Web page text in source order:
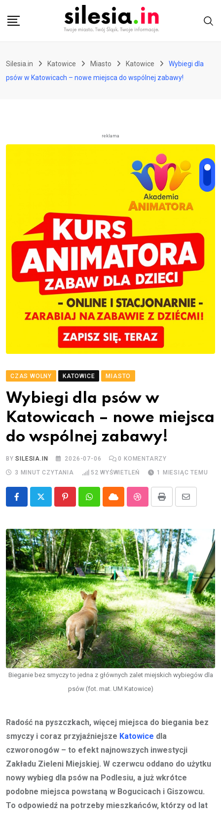
Silesia.in Katowice Miasto Katowice
Wybiegi dla
psów w Katowicach – nowe miejsca do wspólnej zabawy!
reklama
CZAS WOLNY KATOWICE MIASTO
Wybiegi dla psów w
Katowicach – nowe miejsca
do wspólnej zabawy!
BYSILESIA.IN 2026-07-06 0 KOMENTARZY
3 MINUT CZYTANIA
52 WYŚWIETLEŃ 1 MIESIĄC TEMU
PinterestWhatsappCloud StumbleUpon
Print
Share
Email
Bieganie bez smyczy to jedna z głównych zalet miejskich wybiegów dla
psów (fot. mat. UM Katowice)
Radość na pyszczkach, więcej miejsca do biegania bez
smyczy i coraz przyjaźniejsze Katowice dla
czworonogów – to efekt najnowszych inwestycji
Zakładu Zieleni Miejskiej. W czerwcu oddano do użytku
nowy wybieg dla psów na Podlesiu, a już wkrótce
podobne miejsca powstaną w Bogucicach i Giszowcu.
To odpowiedź na potrzeby mieszkańców, którzy od lat